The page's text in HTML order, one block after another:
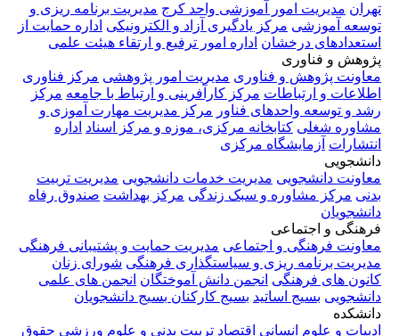
تهران مدیریت امور آموزشی واحد کرج مدیریت برنامه ریزی و
توسعه آموزشی مرکز یادگیری آزاد و الکترونیکی اداره حمایت از
استعدادهای درخشان اداره امور ترفیع و ارتقاء هیئت علمی
پژوهش و فناوری
معاونت پژوهش و فناوری مدیریت امور پژوهشی مرکز فناوری
اطلاعات و ارتباطات مرکز کارآفرینی و ارتباط با جامعه مرکز
رشد و توسعه واحدهای فناور مرکز مدیریت مهارت آموزی و
مشاوره شغلی کتابخانه مرکزی، موزه و مرکز اسناد اداره
انتشارات آزمایشگاه مرکزی
دانشجویی
معاونت دانشجویی مدیریت خدمات دانشجویی مدیریت تربیت
بدنی مرکز مشاوره و سبک زندگی مرکز بهداشت صندوق رفاه
دانشجویان
فرهنگی و اجتماعی
معاونت فرهنگی و اجتماعی مدیریت حمایت و پشتیبانی فرهنگی
مدیریت برنامه ریزی و سیاستگذاری فرهنگی شورای زنان
کانون های فرهنگی انجمن دانش آموختگان انجمن های علمی
دانشجویی بسیج اساتید بسیج کارکنان بسیج دانشجویان
دانشکده
ادبیات و علوم انسانی اقتصاد تربیت بدنی و علوم ورزشی حقوق